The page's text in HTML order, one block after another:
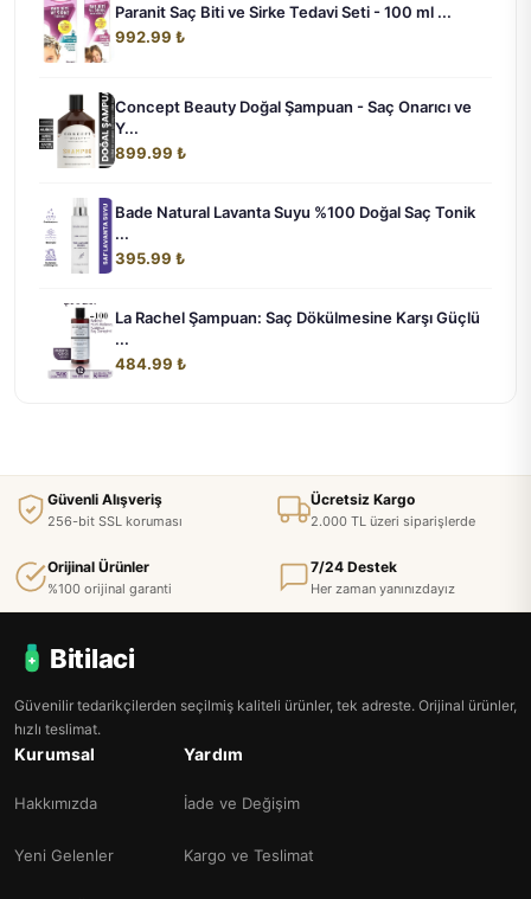
Paranit Saç Biti ve Sirke Tedavi Seti - 100 ml ...
992.99 ₺
Concept Beauty Doğal Şampuan - Saç Onarıcı ve
Y...
899.99 ₺
Bade Natural Lavanta Suyu %100 Doğal Saç Tonik
...
395.99 ₺
La Rachel Şampuan: Saç Dökülmesine Karşı Güçlü
...
484.99 ₺
Güvenli Alışveriş
256-bit SSL koruması
Ücretsiz Kargo
2.000 TL üzeri siparişlerde
Orijinal Ürünler
%100 orijinal garanti
7/24 Destek
Her zaman yanınızdayız
Bitilaci
Güvenilir tedarikçilerden seçilmiş kaliteli ürünler, tek adreste. Orijinal ürünler,
hızlı teslimat.
Kurumsal
Hakkımızda
Yeni Gelenler
Yardım
İade ve Değişim
Kargo ve Teslimat